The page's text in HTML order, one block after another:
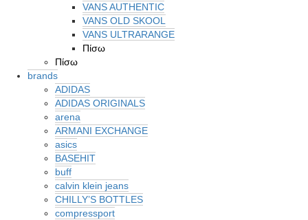
VANS AUTHENTIC
VANS OLD SKOOL
VANS ULTRARANGE
Πίσω
Πίσω
brands
ADIDAS
ADIDAS ORIGINALS
arena
ARMANI EXCHANGE
asics
BASEHIT
buff
calvin klein jeans
CHILLY’S BOTTLES
compressport